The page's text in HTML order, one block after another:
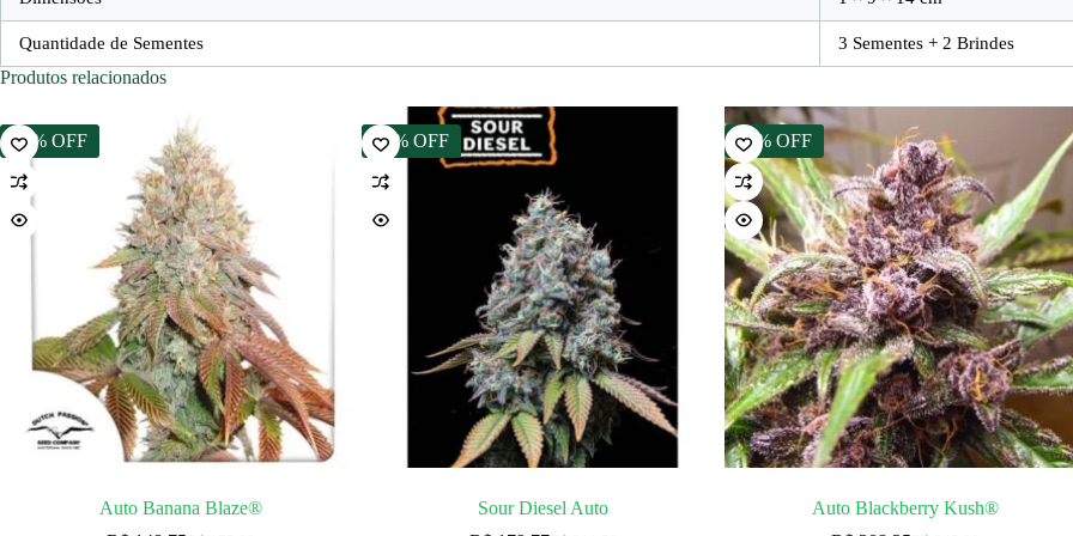
Quantidade de Sementes 3 Sementes + 2 Brindes
Produtos relacionados
15% OFF
Auto Banana Blaze®
15% OFF
Sour Diesel Auto
15% OFF
Auto Blackberry Kush®